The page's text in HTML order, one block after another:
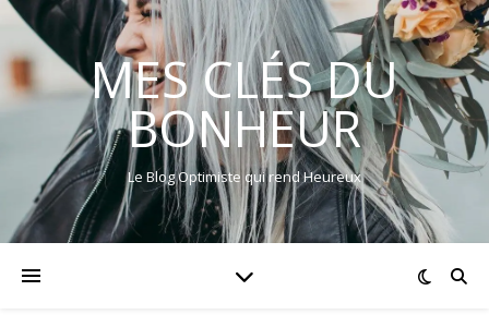
MES CLÉS DU
BONHEUR
Le Blog Optimiste qui rend Heureux